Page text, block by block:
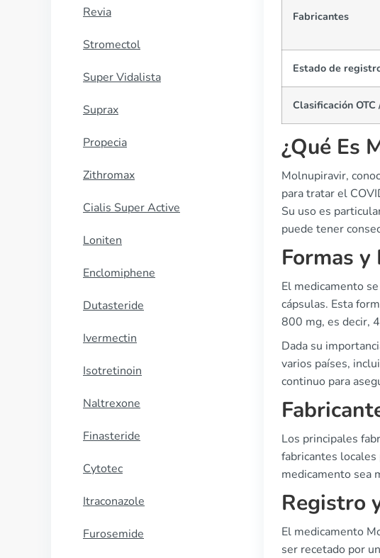
Revia
Stromectol
Super Vidalista
Suprax
Propecia
Zithromax
Cialis Super Active
Loniten
Enclomiphene
Dutasteride
Ivermectin
Isotretinoin
Naltrexone
Finasteride
Cytotec
Itraconazole
Furosemide
Fabricantes
Estado de
Clasificación OTC
¿Qué Es
Molnupiravir,
para tratar el
Su uso es
puede tener
Formas y
El medicamento
cápsulas. Esta
800 mg, es decir,
Dada su
varios países,
continuo para
Los principales
fabricantes
medicamento sea
Registro
El medicamento
ser recetado por